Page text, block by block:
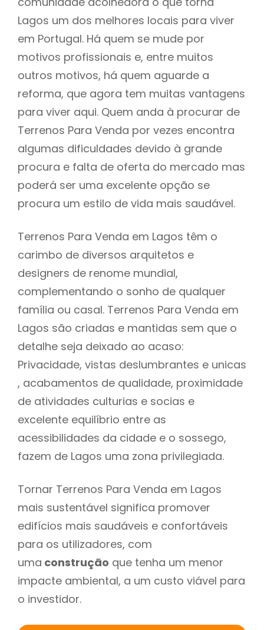
Lagos um dos melhores locais para viver
em Portugal. Há quem se mude por
motivos profissionais e, entre muitos
outros motivos, há quem aguarde a
reforma, que agora tem muitas vantagens
para viver aqui. Quem anda à procurar de
Terrenos Para Venda por vezes encontra
algumas dificuldades devido à grande
procura e falta de oferta do mercado mas
poderá ser uma excelente opção se
procura um estilo de vida mais saudável.
Terrenos Para Venda em Lagos têm o
carimbo de diversos arquitetos e
designers de renome mundial,
complementando o sonho de qualquer
família ou casal. Terrenos Para Venda em
Lagos são criadas e mantidas sem que o
detalhe seja deixado ao acaso:
Privacidade, vistas deslumbrantes e unicas
, acabamentos de qualidade, proximidade
de atividades culturias e socias e
excelente equilíbrio entre as
acessibilidades da cidade e o sossego,
fazem de Lagos uma zona privilegiada.
Tornar Terrenos Para Venda em Lagos
mais sustentável significa promover
edifícios mais saudáveis e confortáveis
para os utilizadores, com
uma construção que tenha um menor
impacte ambiental, a um custo viável para
o investidor.